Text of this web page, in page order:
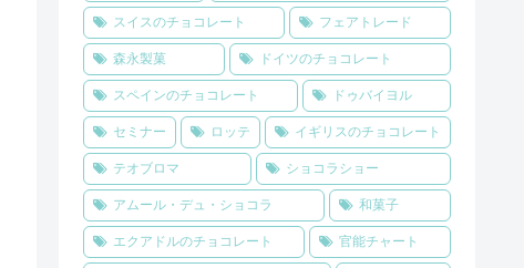
スイスのチョコレート フェアトレード
森永製菓 ドイツのチョコレート
スペインのチョコレート ドゥバイヨル
セミナー ロッテ イギリスのチョコレート
テオブロマ ショコラショー
アムール・デュ・ショコラ 和菓子
エクアドルのチョコレート 官能チャート